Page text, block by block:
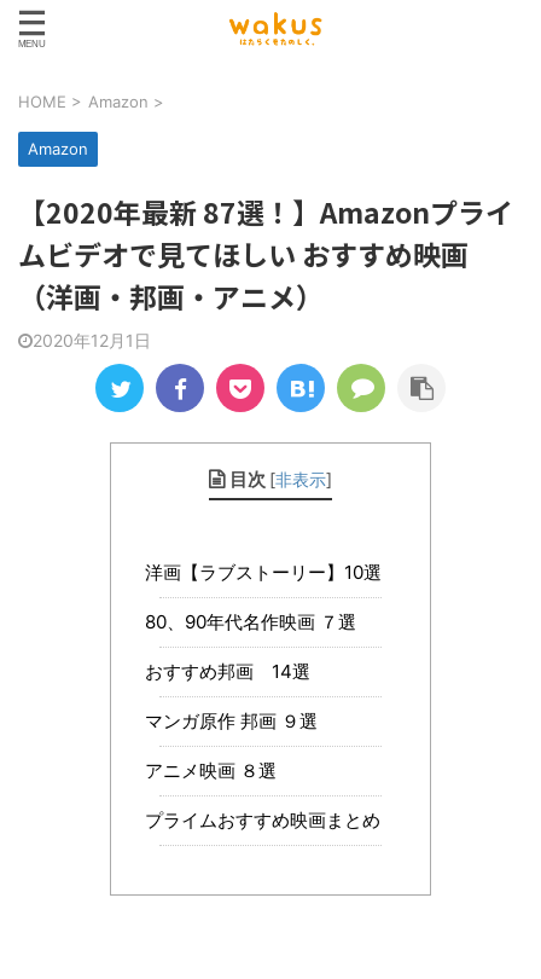
HOME > Amazon >
Amazon
【2020年最新 87選！】Amazonプライ
ムビデオで見てほしい おすすめ映画
（洋画・邦画・アニメ）
2020年12月1日
目次 [非表示]
洋画【ラブストーリー】10選
80、90年代名作映画 ７選
おすすめ邦画 14選
マンガ原作 邦画 ９選
アニメ映画 ８選
プライムおすすめ映画まとめ